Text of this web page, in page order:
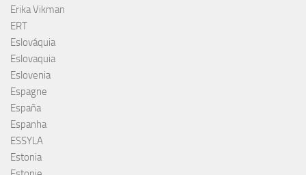
Erika Vikman
ERT
Eslováquia
Eslovaquia
Eslovenia
Espagne
España
Espanha
ESSYLA
Estonia